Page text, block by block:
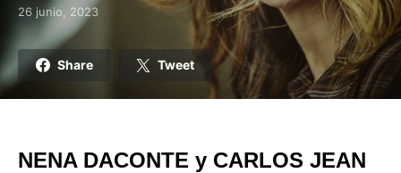
Posted on
26 junio, 2023
Share Tweet
NENA DACONTE y CARLOS JEAN